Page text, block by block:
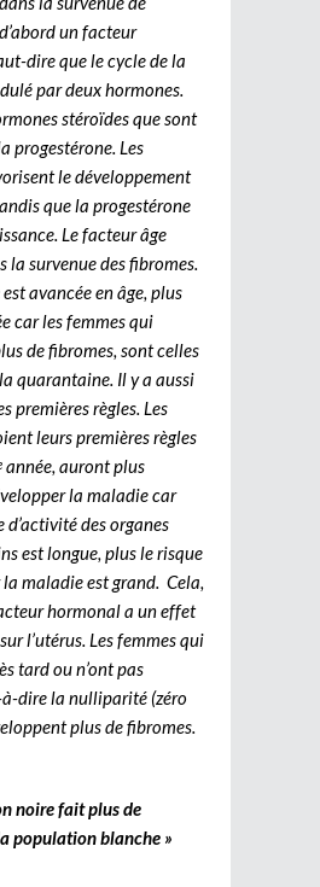
un facteur
dire que le cycle de la
par deux hormones.
stéroïdes que sont
progestérone. Les
le développement
que la progestérone
Le facteur âge
la survenue des fibromes.
avancée en âge, plus
car les femmes qui
de fibromes, sont celles
quarantaine. Il y a aussi
premières règles. Les
leurs premières règles
année, auront plus
la maladie car
des organes
est longue, plus le risque
maladie est grand. Cela,
hormonal a un effet
l’utérus. Les femmes qui
tard ou n’ont pas
à-dire la nulliparité (zéro
plus de fibromes.
noire fait plus de
population blanche »